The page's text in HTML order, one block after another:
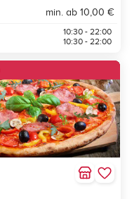
min. ab 10,00 €
10:30 - 22:00
10:30 - 22:00